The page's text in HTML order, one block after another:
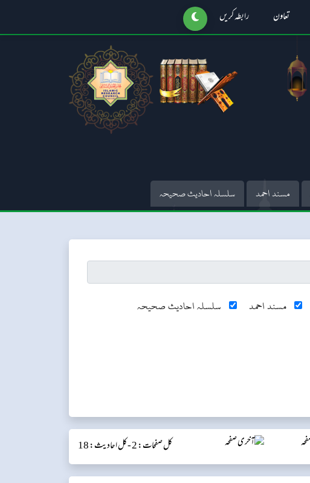
تعاون رابطہ کریں
مسند احمد سلسلہ احادیث صحیحہ
مسند احمد
سلسلہ احادیث صحیحہ
کل صفحات: 2 - کل احادیث: 18